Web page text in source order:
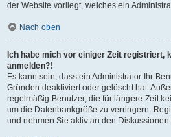
der Website vorliegt, welches ein
Nach oben
Ich habe mich vor einiger Zeit registriert,
anmelden?!
Es kann sein, dass ein Administrator Ihr
Gründen deaktiviert oder gelöscht hat.
regelmäßig Benutzer, die für längere Zeit
um die Datenbankgröße zu verringern.
und nehmen Sie aktiv an den Diskussionen